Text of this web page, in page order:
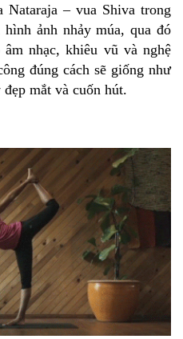
– vua Shiva trong
ảnh nhảy múa, qua đó
nhạc, khiêu vũ và nghệ
đúng cách sẽ giống như
mắt và cuốn hút.